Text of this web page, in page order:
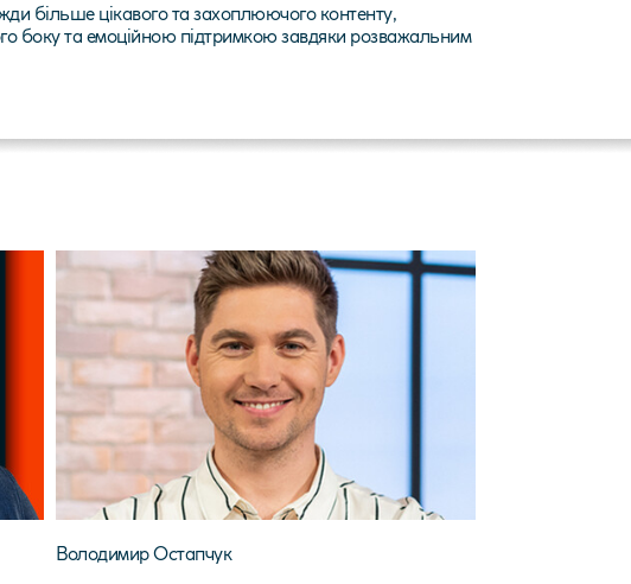
більше цікавого та захоплюючого контенту,
боку та емоційною підтримкою завдяки розважальним
Володимир Остапчук